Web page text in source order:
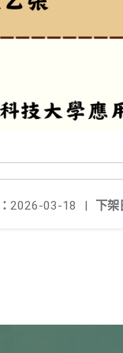
下架
2026-03-18 |